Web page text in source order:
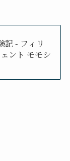
記 - フィリ
ント モモシ